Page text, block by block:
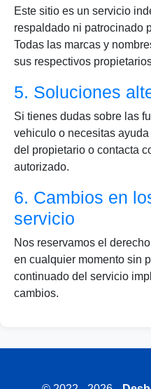
Este sitio es un servicio
respaldado ni patrocinado
Todas las marcas y
sus respectivos
5. Soluciones
Si tienes dudas sobre las
vehiculo o necesitas
del propietario o contacta
autorizado.
6. Cambios en
servicio
Nos reservamos el
en cualquier momento sin
continuado del servicio
cambios.